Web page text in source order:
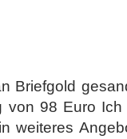
Briefgold
von 98 Euro
weiteres